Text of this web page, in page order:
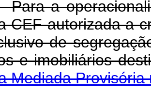
a
CEF autorizada a
de
e imobiliários
Mediada Provisória